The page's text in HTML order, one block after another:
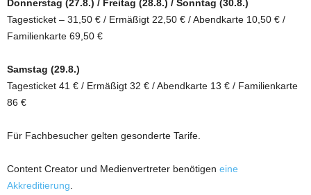
Donnerstag (27.8.) / Freitag (28.8.) / Sonntag (30.8.)
Tagesticket – 31,50 € / Ermäßigt 22,50 € / Abendkarte 10,50 € /
Familienkarte 69,50 €
Samstag (29.8.)
Tagesticket 41 € / Ermäßigt 32 € / Abendkarte 13 € / Familienkarte
86 €
Für Fachbesucher gelten gesonderte Tarife.
Content Creator und Medienvertreter benötigen eine
Akkreditierung